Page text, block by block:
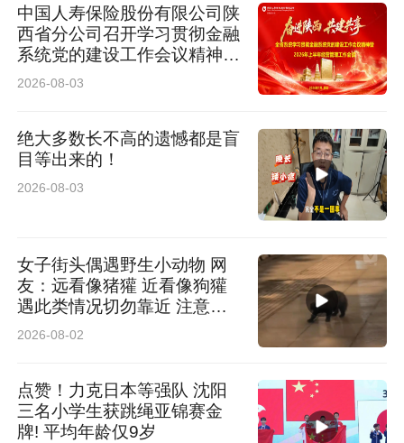
中国人寿保险股份有限公司陕
西省分公司召开学习贯彻金融
系统党的建设工作会议精神暨
2026年上半年经营管理工作
2026-08-03
绝大多数长不高的遗憾都是盲
目等出来的！
2026-08-03
女子街头偶遇野生小动物 网
友：远看像猪獾 近看像狗獾
遇此类情况切勿靠近 注意安
全
2026-08-02
点赞！力克日本等强队 沈阳
三名小学生获跳绳亚锦赛金
牌! 平均年龄仅9岁